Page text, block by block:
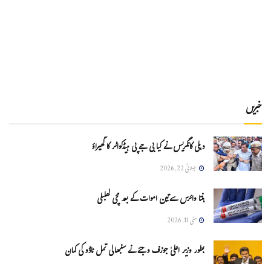
خبریں
دہلی کانگریس نے کیا بی جے پی ہیڈکواٹر کا گھیراؤ
جولائی 22, 2026
ہنتا وائرس سےتین اموات کے بعد مچی کھلبلی
مئی 11, 2026
بطور وزیر اعلیٰ جوزف وجئے نے سنبھالی تمل ناڈو کی کمان